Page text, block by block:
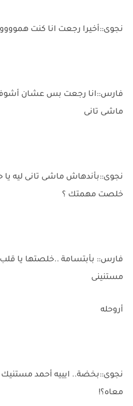
نجوى::أخيرا رجعت انا كنت
فارس::انا رجعت بس عشان
ماشى تانى
نجوى::بأندهاش ماشى تانى ليه
خلصت مهمتك ؟
فارس:: بأبتسامة ..خلصتها يا
مستنينى
أروحله
نجوى::بخضة.. ايييه أحمد مستنيك
معاه؟!